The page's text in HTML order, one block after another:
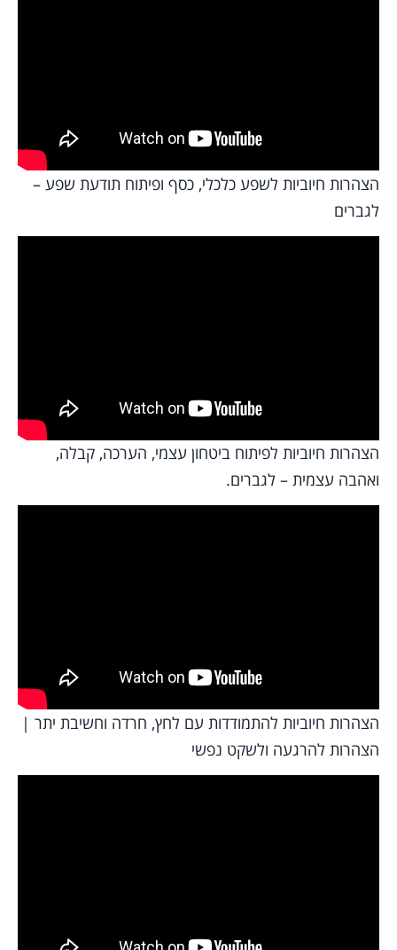
הצהרות חיוביות לשפע כלכלי, כסף ופיתוח תודעת שפע –
לגברים
הצהרות חיוביות לפיתוח ביטחון עצמי, הערכה, קבלה,
ואהבה עצמית – לגברים.
הצהרות חיוביות להתמודדות עם לחץ, חרדה וחשיבת יתר |
הצהרות להרגעה ולשקט נפשי